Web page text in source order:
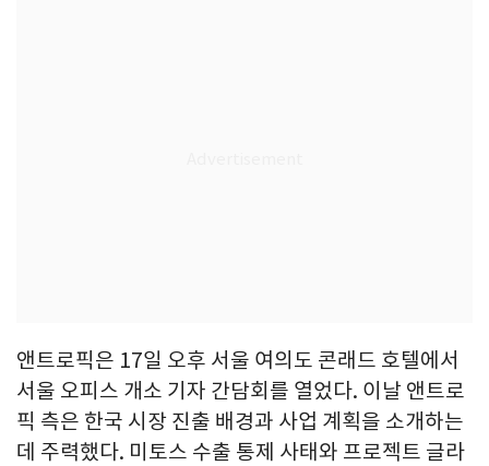
앤트로픽은 17일 오후 서울 여의도 콘래드 호텔에서
서울 오피스 개소 기자 간담회를 열었다. 이날 앤트로
픽 측은 한국 시장 진출 배경과 사업 계획을 소개하는
데 주력했다. 미토스 수출 통제 사태와 프로젝트 글라